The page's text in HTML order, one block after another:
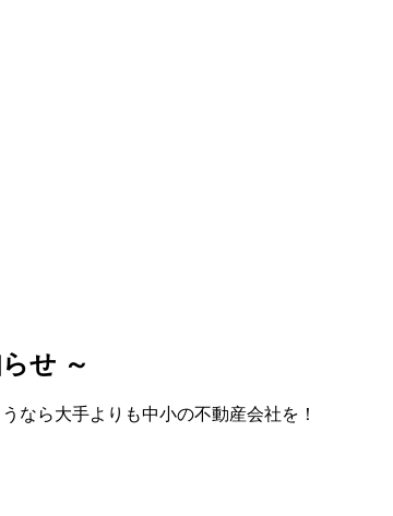
せ ～
なら大手よりも中小の不動産会社を！